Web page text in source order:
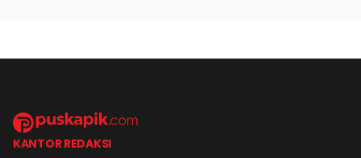
KANTOR REDAKSI